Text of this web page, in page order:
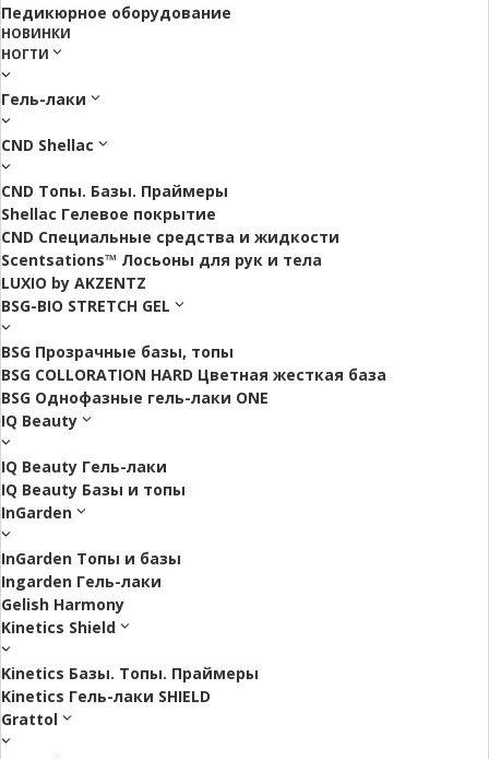
Педикюрное оборудование
НОВИНКИ
НОГТИ
Гель-лаки
CND Shellac
CND Топы. Базы. Праймеры
Shellac Гелевое покрытие
CND Специальные средства и жидкости
Scentsations™ Лосьоны для рук и тела
LUXIO by AKZENTZ
BSG-BIO STRETCH GEL
BSG Прозрачные базы, топы
BSG COLLORATION HARD Цветная жесткая база
BSG Однофазные гель-лаки ONE
IQ Beauty
IQ Beauty Гель-лаки
IQ Beauty Базы и топы
InGarden
InGarden Топы и базы
Ingarden Гель-лаки
Gelish Harmony
Kinetics Shield
Kinetics Базы. Топы. Праймеры
Kinetics Гель-лаки SHIELD
Grattol